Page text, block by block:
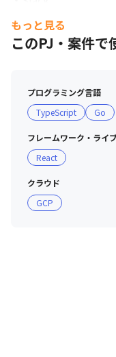
・Zoom（等Web会議
・GitHub
・Docker（仮想化
必要があれば柔軟に
もっと見る
このPJ・案件で
プログラミング言語
TypeScript
Go
フレームワーク・ライ
React
クラウド
GCP